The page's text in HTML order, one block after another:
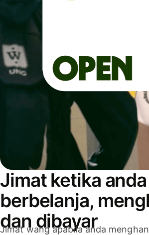
Jimat ketika anda
berbelanja,
dan dibayar
Jimat wang apabila anda